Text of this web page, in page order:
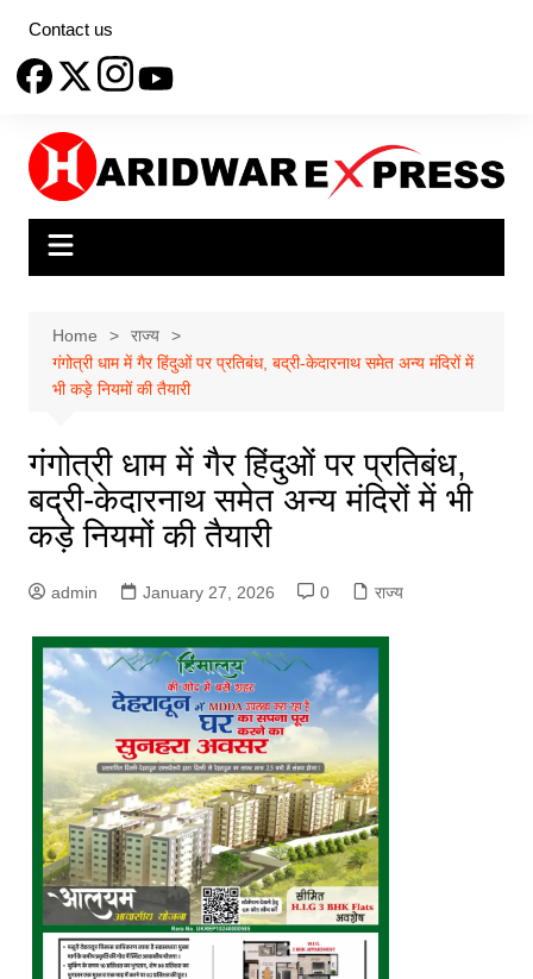
content
Contact us
Home
राज्य
गंगोत्री धाम में गैर हिंदुओं पर प्रतिबंध, बद्री-केदारनाथ समेत अन्य मंदिरों में
भी कड़े नियमों की तैयारी
गंगोत्री धाम में गैर हिंदुओं पर प्रतिबंध,
बद्री-केदारनाथ समेत अन्य मंदिरों में भी
कड़े नियमों की तैयारी
admin January 27, 2026 0 राज्य